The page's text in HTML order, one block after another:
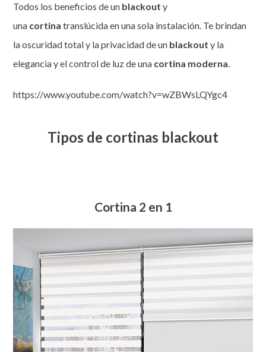
Todos los beneficios de un blackout y
una cortina translúcida en una sola instalación. Te brindan
la oscuridad total y la privacidad de un blackout y la
elegancia y el control de luz de una cortina moderna.
https://www.youtube.com/watch?v=wZBWsLQYgc4
Tipos de cortinas blackout
Cortina 2 en 1